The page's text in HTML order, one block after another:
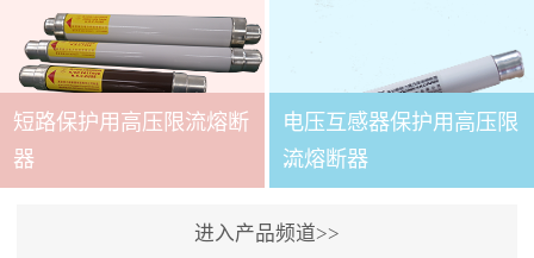
XRNT3A-12变压器保护用
全范围高压限流熔断器(以
下简称熔断器)。本产品适
用于交流50～60Hz,额定电
压12kV的电力系统中，作
短路保护用高压限流熔断
器
电压互感器保护用高压限
流熔断器
...
进入产品频道>>